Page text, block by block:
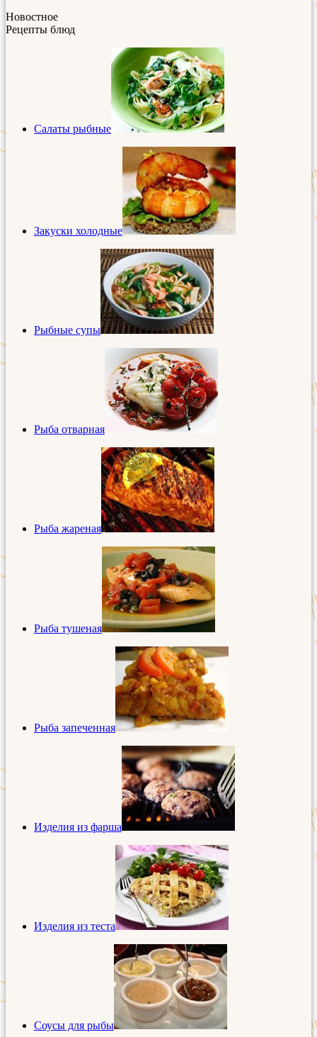
Новостное
Рецепты блюд
Салаты рыбные
Закуски холодные
Рыбные супы
Рыба отварная
Рыба жареная
Рыба тушеная
Рыба запеченная
Изделия из фарша
Изделия из теста
Соусы для рыбы